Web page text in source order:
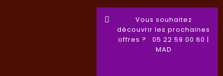
Vous souhaitez
découvrir les prochaines
offres ? 05 22 59 00 60 |
MAD